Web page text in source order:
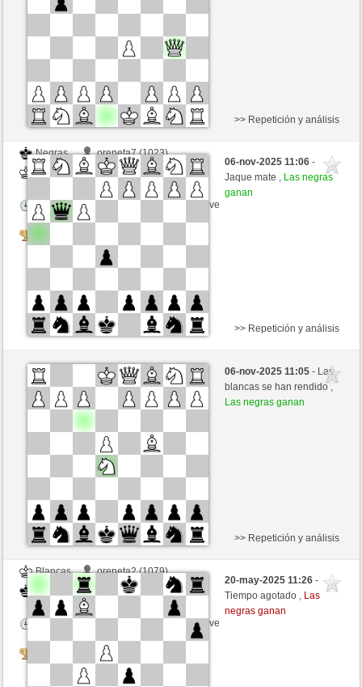
Negras
oreneta7 (1023)
Blancas
oreneta3 (1315)
Tiempo: 2 minutes/side + 0 seconds/move
>> Repetición y análisis
06-nov-2025 11:06-
Jaque mate , Las negras
ganan
Blancas
oreneta7 (1023)
Negras
oreneta3 (1315)
Tiempo: 2 minutes/side + 0 seconds/move
>> Repetición y análisis
06-nov-2025 11:05- Las
blancas se han rendido ,
Las negras ganan
Blancas
oreneta2 (1079)
Negras
oreneta3 (1315)
Tiempo: 2 minutes/side + 0 seconds/move
>> Repetición y análisis
20-may-2025 11:26-
Tiempo agotado , Las
negras ganan